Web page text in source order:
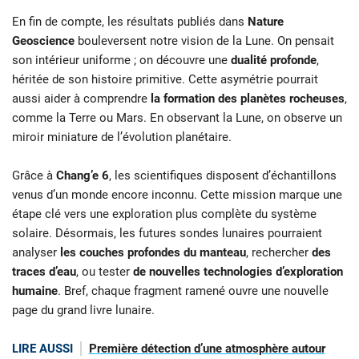
En fin de compte, les résultats publiés dans Nature
Geoscience bouleversent notre vision de la Lune. On pensait
son intérieur uniforme ; on découvre une dualité profonde,
héritée de son histoire primitive. Cette asymétrie pourrait
aussi aider à comprendre la formation des planètes rocheuses,
comme la Terre ou Mars. En observant la Lune, on observe un
miroir miniature de l’évolution planétaire.
Grâce à Chang’e 6, les scientifiques disposent d’échantillons
venus d’un monde encore inconnu. Cette mission marque une
étape clé vers une exploration plus complète du système
solaire. Désormais, les futures sondes lunaires pourraient
analyser les couches profondes du manteau, rechercher des
traces d’eau, ou tester de nouvelles technologies d’exploration
humaine. Bref, chaque fragment ramené ouvre une nouvelle
page du grand livre lunaire.
LIRE AUSSI
Première détection d’une atmosphère autour